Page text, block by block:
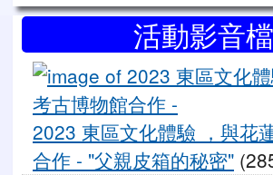
右邊區域內容活動影音檔
2023 東區文化體驗 ，與花
合作 - "父親皮箱的秘密"